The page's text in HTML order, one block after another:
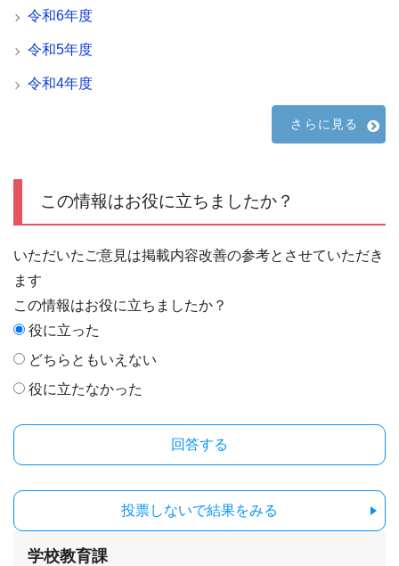
令和6年度
令和5年度
令和4年度
さらに見る
この情報はお役に立ちましたか？
いただいたご意見は掲載内容改善の参考とさせていただき
ます
この情報はお役に立ちましたか？
役に立った
どちらともいえない
役に立たなかった
投票しないで結果をみる
学校教育課